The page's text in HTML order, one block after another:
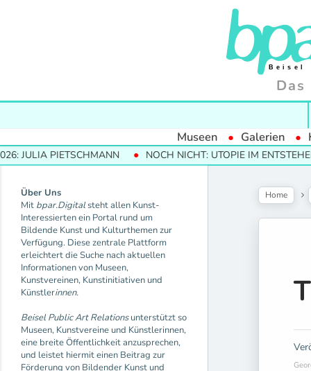
Museen Galerien
NOCH NICHT: UTOPIE IM ENTSTEHEN
Über Uns
Mit bpar.Digitalsteht allen Kunst-
Interessierten ein Portal rund um
Bildende Kunst und Kulturthemen zur
Verfügung. Diese zentrale Plattform
erleichtert die Suche nach aktuellen
Informationen von Museen,
Kunstvereinen, Kunstinitiativen und
Künstlerinnen.
Beisel Public Art Relationsunterstützt so
Museen, Kunstvereine und Künstlerinnen,
eine breite Öffentlichkeit anzusprechen,
und leistet hiermit einen Beitrag zur
Förderung von Bildender Kunst und
Home